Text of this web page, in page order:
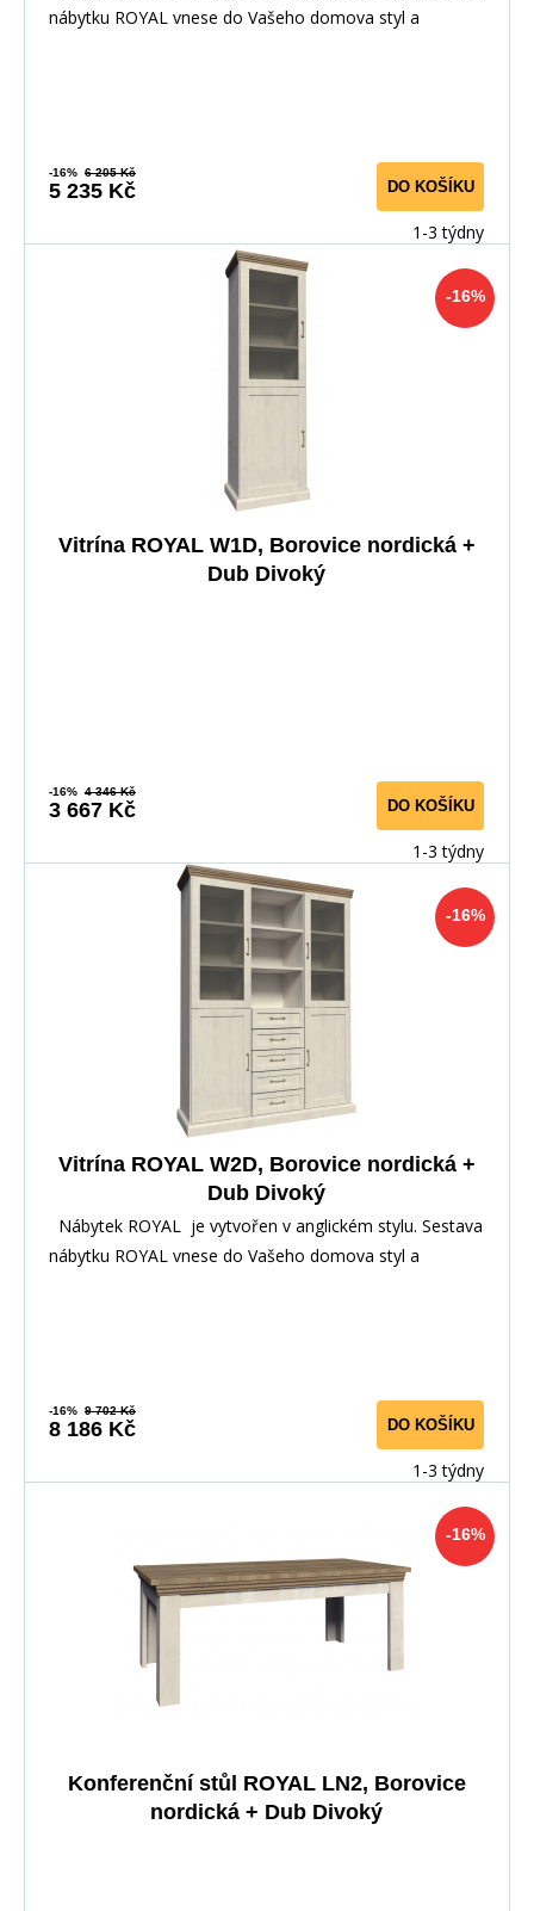
nábytku ROYAL vnese do Vašeho domova styl a
-16% 6 205 Kč
5 235 Kč DO KOŠÍKU
1-3 týdny
-16%
Vitrína ROYAL W1D, Borovice nordická +
Dub Divoký
-16% 4 346 Kč
3 667 Kč DO KOŠÍKU
1-3 týdny
-16%
Vitrína ROYAL W2D, Borovice nordická +
Dub Divoký
Nábytek ROYAL je vytvořen v anglickém stylu. Sestava
nábytku ROYAL vnese do Vašeho domova styl a
-16% 9 702 Kč
8 186 Kč DO KOŠÍKU
1-3 týdny
-16%
Konferenční stůl ROYAL LN2, Borovice
nordická + Dub Divoký